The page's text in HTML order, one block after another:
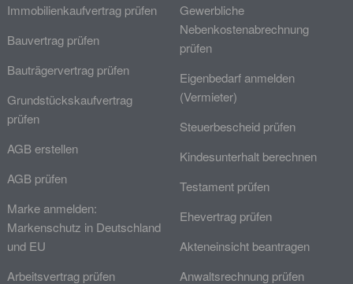
Immobilienkaufvertrag prüfen
Bauvertrag prüfen
Bauträgervertrag prüfen
Grundstückskaufvertrag
prüfen
AGB erstellen
AGB prüfen
Marke anmelden:
Markenschutz in Deutschland
und EU
Arbeitsvertrag prüfen
Gewerbliche
Nebenkostenabrechnung
prüfen
Eigenbedarf anmelden
(Vermieter)
Steuerbescheid prüfen
Kindesunterhalt berechnen
Testament prüfen
Ehevertrag prüfen
Akteneinsicht beantragen
Anwaltsrechnung prüfen